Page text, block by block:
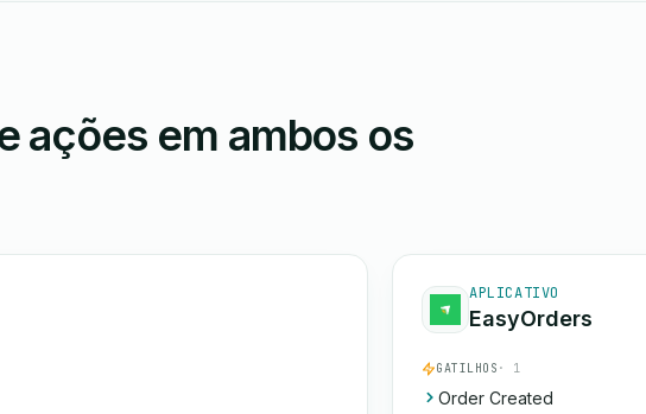
ações em ambos os
APLICATIVO
EasyOrders
GATILHOS · 1
Order Created